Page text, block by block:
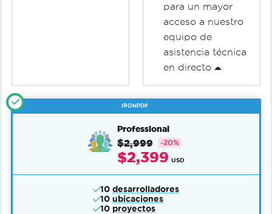
para un mayor
acceso a nuestro
equipo de
asistencia técnica
en directo
IRONPDF
Professional
$2,999 -20%
$2,399 USD
10 desarrolladores
10 ubicaciones
10 proyectos